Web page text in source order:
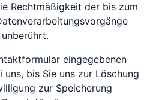
Rechtmäßigkeit der bis zum
eingegebenen
bis Sie uns zur Löschung
zur Speicherung